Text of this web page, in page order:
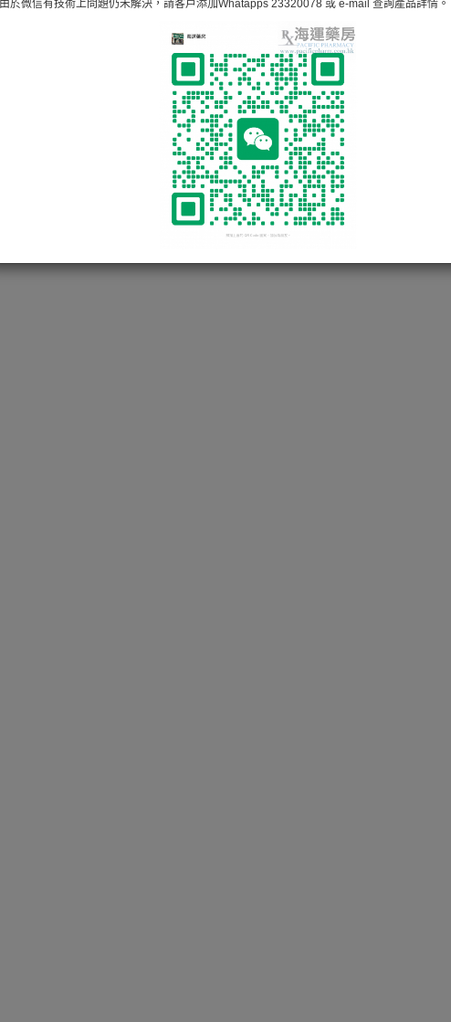
由於微信有技術上問題仍未解決，請客戶添加Whatapps 23320078 或 e-mail 查詢產品詳情。